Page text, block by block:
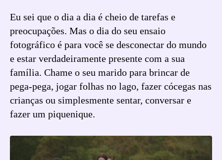
Eu sei que o dia a dia é cheio de tarefas e
preocupações. Mas o dia do seu ensaio
fotográfico é para você se desconectar do mundo
e estar verdadeiramente presente com a sua
família. Chame o seu marido para brincar de
pega-pega, jogar folhas no lago, fazer cócegas nas
crianças ou simplesmente sentar, conversar e
fazer um piquenique.